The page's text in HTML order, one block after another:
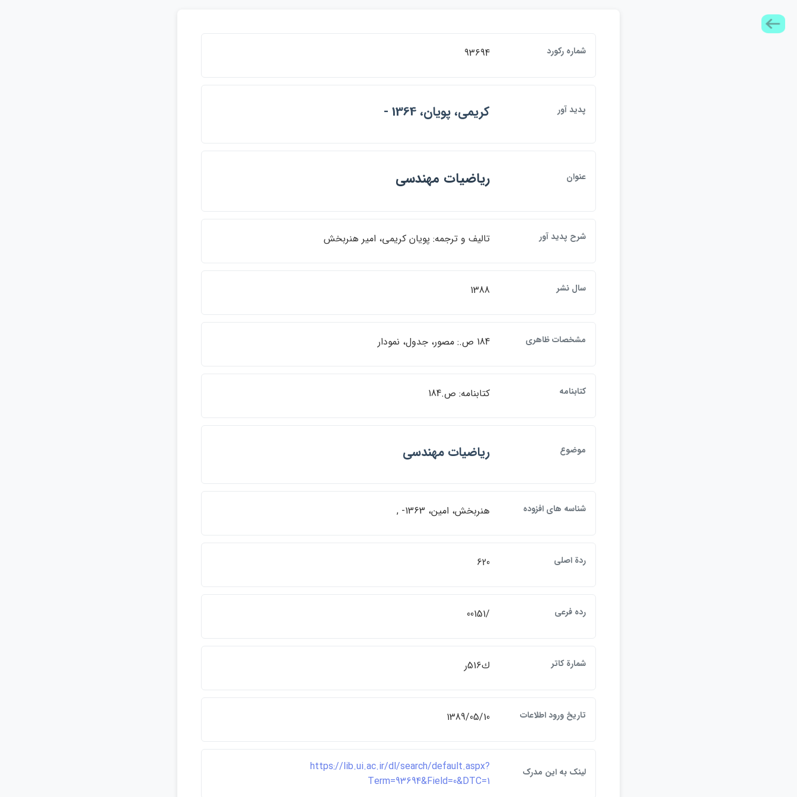
شماره ركورد 93694
پديد آور كريمي، پويان، 1364 -
عنوان رياضيات مهندسي
شرح پديد آور تاليف و ترجمه: پويان كريمي، امير هنربخش
سال نشر 1388
مشخصات ظاهري 184 ص.: مصور، جدول، نمودار
كتابنامه كتابنامه: ص.184
موضوع رياضيات مهندسي
شناسه هاي افزوده هنربخش، امين، 1363- ,
ردة اصلي 620
رده فرعي /00151
شمارة كاتر ك516ر
تاريخ ورود اطلاعات 1389/05/10
لينک به اين مدرک
https://lib.ui.ac.ir/dl/search/default.aspx?
Term=93694&Field=0&DTC=1